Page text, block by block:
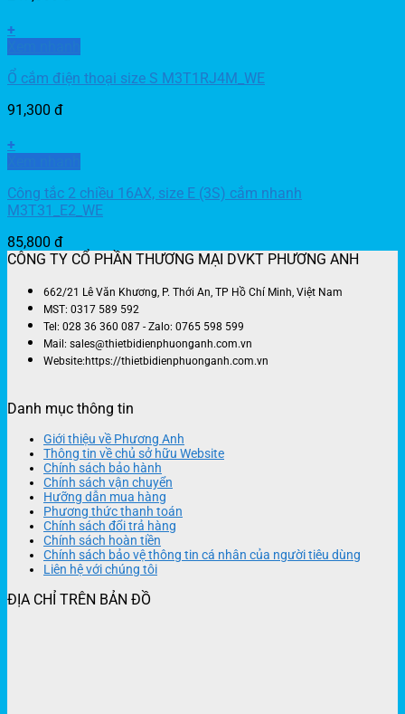
+
Ổ cắm điện thoại size S M3T1RJ4M_WE
91,300 đ
+
Công tắc 2 chiều 16AX, size E (3S) cắm nhanh
M3T31_E2_WE
85,800 đ
CÔNG TY CỔ PHẦN THƯƠNG MẠI DVKT PHƯƠNG ANH
662/21 Lê Văn Khương, P. Thới An, TP Hồ Chí Minh, Việt Nam
MST: 0317 589 592
Tel: 028 36 360 087 - Zalo: 0765 598 599
Mail: sales@thietbidienphuonganh.com.vn
Website:https://thietbidienphuonganh.com.vn
Danh mục thông tin
Giới thiệu về Phương Anh
Thông tin về chủ sở hữu Website
Chính sách bảo hành
Chính sách vận chuyển
Hưỡng dẫn mua hàng
Phương thức thanh toán
Chính sách đổi trả hàng
Chính sách hoàn tiền
Chính sách bảo vệ thông tin cá nhân của người tiêu dùng
Liên hệ với chúng tôi
ĐỊA CHỈ TRÊN BẢN ĐỒ